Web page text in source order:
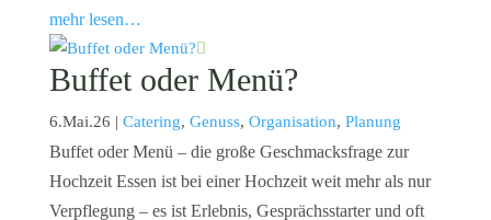
mehr lesen…
Buffet oder Menü?
6.Mai.26 | Catering, Genuss, Organisation, Planung
Buffet oder Menü – die große Geschmacksfrage zur
Hochzeit Essen ist bei einer Hochzeit weit mehr als nur
Verpflegung – es ist Erlebnis, Gesprächsstarter und oft